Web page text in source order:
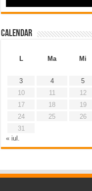
Calendar
L
Ma Mi
3
4 5
10
11 12
17
18 19
24
25 26
31
« iul.